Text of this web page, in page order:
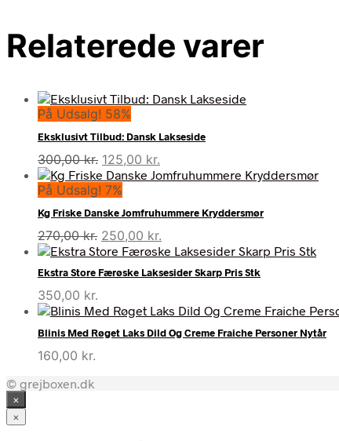
Relaterede varer
På Udsalg! 58%
Eksklusivt Tilbud: Dansk Lakseside
300,00kr. Den
oprindelige
pris
var:
300,00 kr..
125,00 kr.
aktuelle
125,00 kr..
På Udsalg! 7%
Kg Friske Danske Jomfruhummere Kryddersmør
270,00kr. Den
oprindelige
pris
var:
250,00 kr.
aktuelle
pris
er:
Ekstra Store Færøske Laksesider Skarp Pris Stk
350,00 kr.
Blinis Med Røget Laks Dild Og Creme Fraiche Personer Nytår
160,00 kr.
© grejboxen.dk
×
×